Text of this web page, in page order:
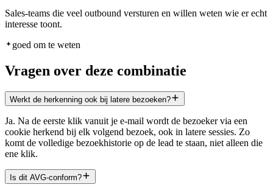
Sales-teams die veel outbound versturen en willen weten wie er echt
interesse toont.
goed om te weten
Vragen over deze combinatie
Werkt de herkenning ook bij latere bezoeken?
Ja. Na de eerste klik vanuit je e-mail wordt de bezoeker via een
cookie herkend bij elk volgend bezoek, ook in latere sessies. Zo
komt de volledige bezoekhistorie op de lead te staan, niet alleen die
ene klik.
Is dit AVG-conform?